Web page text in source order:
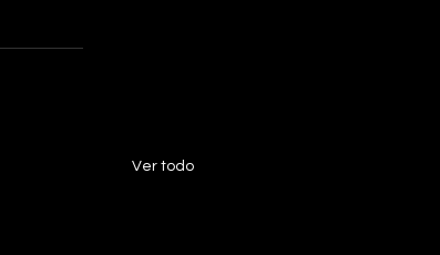
Ver todo